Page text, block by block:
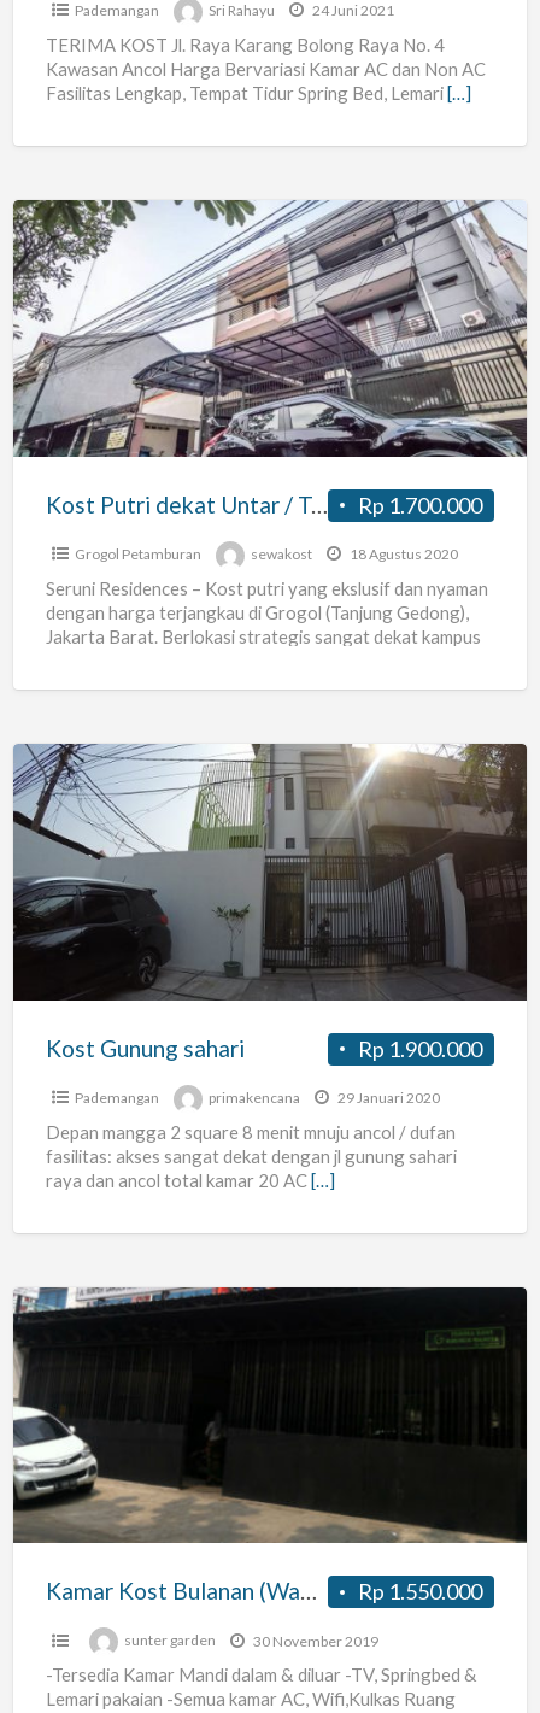
Pademangan Sri Rahayu 24 Juni 2021
TERIMA KOST Jl. Raya Karang Bolong Raya No. 4
Kawasan Ancol Harga Bervariasi Kamar AC dan Non AC
Fasilitas Lengkap, Tempat Tidur Spring Bed, Lemari[…]
Kost
Putri
dekat
Untar
/
Trisakti,
Nyaman!
Rp 1.700.000
Kost Putri dekat Untar / Trisakti, Nyaman!
Grogol Petamburan sewakost 18 Agustus 2020
Seruni Residences – Kost putri yang ekslusif dan nyaman
dengan harga terjangkau di Grogol (Tanjung Gedong),
Jakarta Barat. Berlokasi strategis sangat dekat kampus
Kost
Gunung
Rp 1.900.000
Kost Gunung sahari
Pademangan primakencana 29 Januari 2020
Depan mangga 2 square 8 menit mnuju ancol / dufan
fasilitas: akses sangat dekat dengan jl gunung sahari
raya dan ancol total kamar 20 AC[…]
Kamar
Kost
Bulanan
(Wanita)
daerah
sunter
Jakarta
Rp 1.550.000
Kamar Kost Bulanan (Wanita) daerah sunter Jakarta Utara
sunter garden 30 November 2019
-Tersedia Kamar Mandi dalam & diluar -TV, Springbed &
Lemari pakaian -Semua kamar AC, Wifi,Kulkas Ruang